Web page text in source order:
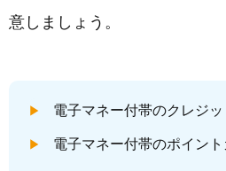
意しましょう。
電子マネー付帯のクレジッ
電子マネー付帯のポイント